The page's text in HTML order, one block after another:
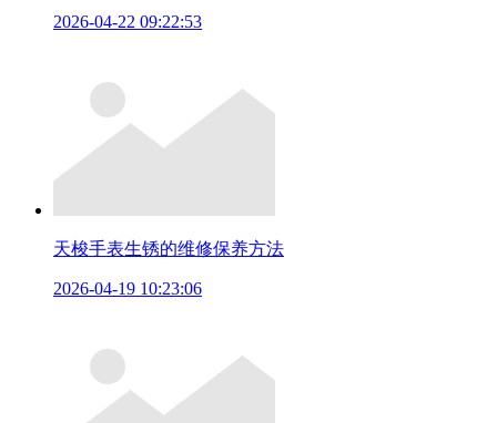
2026-04-22 09:22:53
天梭手表生锈的维修保养方法
2026-04-19 10:23:06